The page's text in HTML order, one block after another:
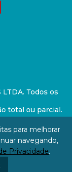
LTDA. Todos os
total ou parcial.
aviso prévio.
Feijó - São
para melhorar
navegando,
Privacidade.